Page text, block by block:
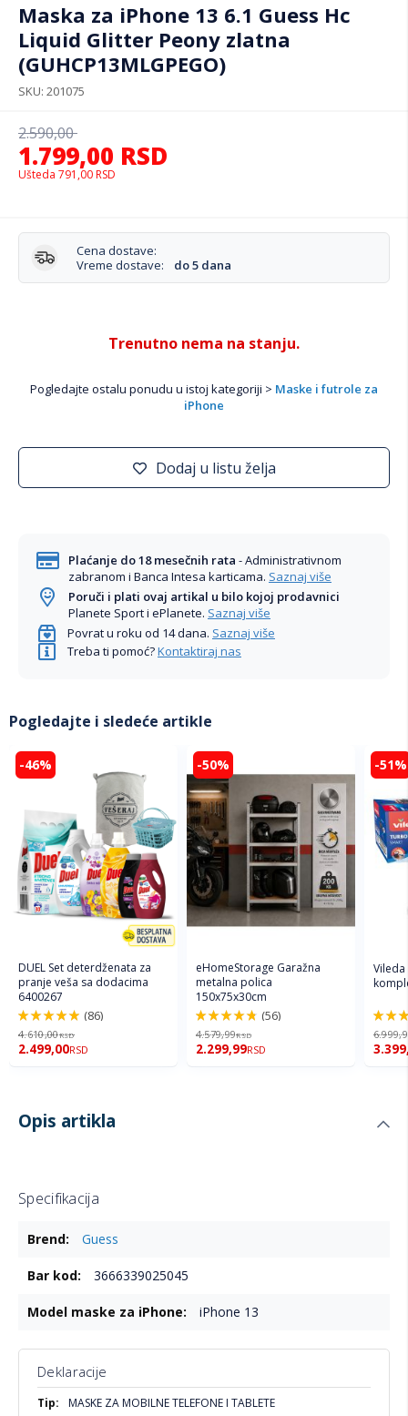
Maska za iPhone 13 6.1 Guess Hc
Liquid Glitter Peony zlatna
(GUHCP13MLGPEGO)
SKU 201075
1.799,00 RSD
2.590,00
Ušteda 791,00 RSD
Cena dostave:
Vreme dostave:
do 5 dana
Trenutno nema na stanju.
Pogledajte ostalu ponudu u istoj kategoriji > Maske i futrole za
iPhone
Dodaj u listu želja
Plaćanje do 18 mesečnih rata - Administrativnom
zabranom i Banca Intesa karticama. Saznaj više
Poruči i plati ovaj artikal u bilo kojoj prodavnici
Planete Sport i ePlanete. Saznaj više
Povrat u roku od 14 dana. Saznaj više
Treba ti pomoć?Kontaktiraj nas
Pogledajte i sledeće artikle
-46%
DUEL Set deterdženata za
pranje veša sa dodacima
6400267
98%
(86)
4.610,00RSD
2.499,00RSD
-50%
eHomeStorage Garažna
metalna polica
150x75x30cm
96%
(56)
4.579,99RSD
2.299,99RSD
-51%
92%
Opis artikla
Specifikacija
informacijaGuess
3666339025045
iPhone 13
Deklaracije
Više
MASKE ZA MOBILNE TELEFONE I TABLETE